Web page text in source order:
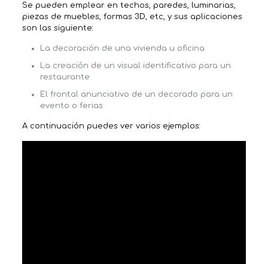
Se pueden emplear en techos, paredes, luminarias,
piezas de muebles, formas 3D, etc, y sus aplicaciones
son las siguiente:
La decoración de una vivienda u oficina
La creación de un visual identificativo para un
restaurante
El frontal anunciativo de un decorado para un
evento o ferias.
A continuación puedes ver varios ejemplos: